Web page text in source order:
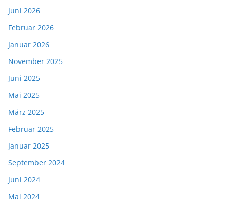
Juni 2026
Februar 2026
Januar 2026
November 2025
Juni 2025
Mai 2025
März 2025
Februar 2025
Januar 2025
September 2024
Juni 2024
Mai 2024